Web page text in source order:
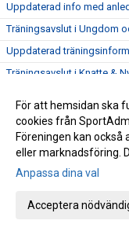
Uppdaterad info med
Träningsavslut i Ungdom
Uppdaterad
Träningsavslut i Knatte &
Träningsuppdatering -
Träningsuppehåll i påsk!
Träning på Sportlovet?
Lättade restriktioner för
För att hemsidan ska
cookies från
Föreningen kan
eller marknadsföring.
Anpassa dina val
Acceptera